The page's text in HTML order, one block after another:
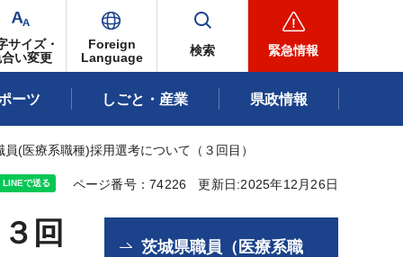
サイズ・
い変更
Foreign
Language
検索 緊急情報
ーツ しごと・産業 県政情報
(医療系職種)採用選考について（３回目）
ページ番号：74226 更新日:2025年12月26日
回
茨城県職員（医療系職